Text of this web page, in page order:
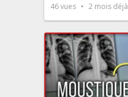
46vues 2 mois déjà